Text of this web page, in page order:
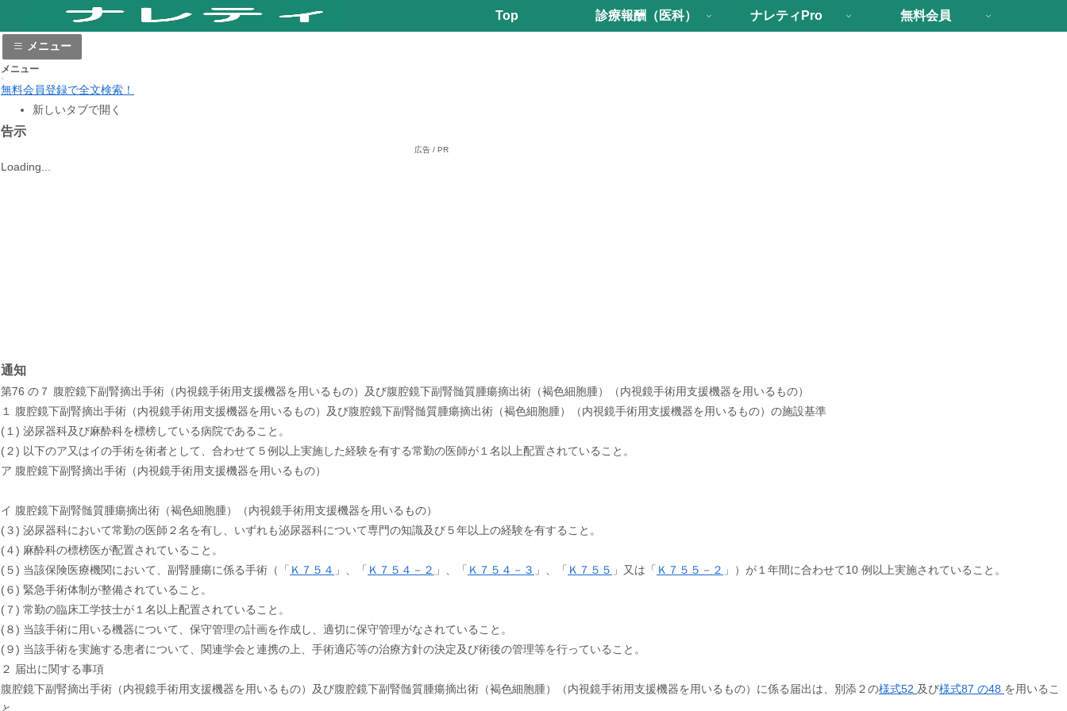
Top 診療報酬（医科） ナレティPro 無料会員
メニュー
メニュー
無料会員登録で全文検索！
新しいタブで開く
告示
広告 / PR
Loading...
通知
第76 の７ 腹腔鏡下副腎摘出手術（内視鏡手術用支援機器を用いるもの）及び腹腔鏡下副腎髄質腫瘍摘出術（褐色細胞腫）（内視鏡手術用支援機器を用いるもの）
１ 腹腔鏡下副腎摘出手術（内視鏡手術用支援機器を用いるもの）及び腹腔鏡下副腎髄質腫瘍摘出術（褐色細胞腫）（内視鏡手術用支援機器を用いるもの）の施設基準
(１) 泌尿器科及び麻酔科を標榜している病院であること。
(２) 以下のア又はイの手術を術者として、合わせて５例以上実施した経験を有する常勤の医師が１名以上配置されていること。
ア 腹腔鏡下副腎摘出手術（内視鏡手術用支援機器を用いるもの）
イ 腹腔鏡下副腎髄質腫瘍摘出術（褐色細胞腫）（内視鏡手術用支援機器を用いるもの）
(３) 泌尿器科において常勤の医師２名を有し、いずれも泌尿器科について専門の知識及び５年以上の経験を有すること。
(４) 麻酔科の標榜医が配置されていること。
(５) 当該保険医療機関において、副腎腫瘍に係る手術（「 Ｋ７５４ 」、「 Ｋ７５４－２ 」、「 Ｋ７５４－３ 」、「 Ｋ７５５ 」又は「 Ｋ７５５－２ 」）が１年間に合わせて10 例以上実施されていること。
(６) 緊急手術体制が整備されていること。
(７) 常勤の臨床工学技士が１名以上配置されていること。
(８) 当該手術に用いる機器について、保守管理の計画を作成し、適切に保守管理がなされていること。
(９) 当該手術を実施する患者について、関連学会と連携の上、手術適応等の治療方針の決定及び術後の管理等を行っていること。
２ 届出に関する事項
腹腔鏡下副腎摘出手術（内視鏡手術用支援機器を用いるもの）及び腹腔鏡下副腎髄質腫瘍摘出術（褐色細胞腫）（内視鏡手術用支援機器を用いるもの）に係る届出は、別添２の様式52 及び様式87 の48 を用いるこ